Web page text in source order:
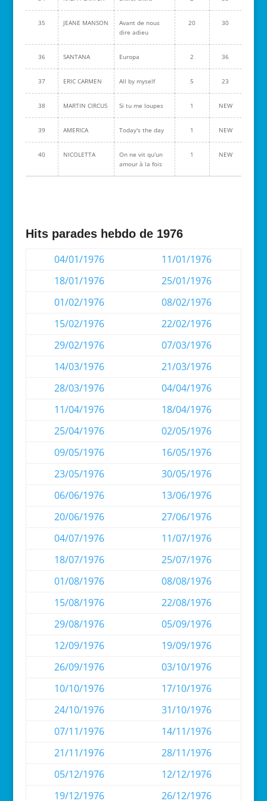
35 JEANE MANSON
Avant de nous
dire adieu
20 30
36 SANTANA Europa 2 36
37 ERIC CARMEN All by myself 5 23
38 MARTIN CIRCUS Si tu me loupes 1 NEW
39 AMERICA Today's the day 1 NEW
40 NICOLETTA
On ne vit qu'un
amour à la fois
1 NEW
Hits parades hebdo de 1976
04/01/1976
11/01/1976
18/01/1976
25/01/1976
01/02/1976
08/02/1976
15/02/1976
22/02/1976
29/02/1976
07/03/1976
14/03/1976
21/03/1976
28/03/1976
04/04/1976
11/04/1976
18/04/1976
25/04/1976
02/05/1976
09/05/1976
16/05/1976
23/05/1976
30/05/1976
06/06/1976
13/06/1976
20/06/1976
27/06/1976
04/07/1976
11/07/1976
18/07/1976
25/07/1976
01/08/1976
08/08/1976
15/08/1976
22/08/1976
29/08/1976
05/09/1976
12/09/1976
19/09/1976
26/09/1976
03/10/1976
10/10/1976
17/10/1976
24/10/1976
31/10/1976
07/11/1976
14/11/1976
21/11/1976
28/11/1976
05/12/1976
12/12/1976
19/12/1976
26/12/1976